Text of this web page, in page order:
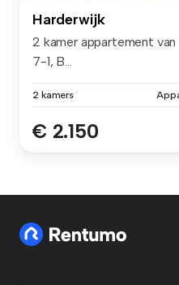
Harderwijk
2 kamer appartement
7-1, B...
2 kamers
€ 2.150